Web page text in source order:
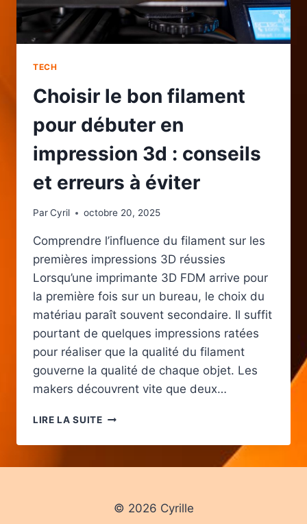
SÉANCE
TECH
Choisir le bon filament
pour débuter en
impression 3d : conseils
et erreurs à éviter
ParCyril octobre 20, 2025
Comprendre l’influence du filament sur les
premières impressions 3D réussies
Lorsqu’une imprimante 3D FDM arrive pour
la première fois sur un bureau, le choix du
matériau paraît souvent secondaire. Il suffit
pourtant de quelques impressions ratées
pour réaliser que la qualité du filament
gouverne la qualité de chaque objet. Les
makers découvrent vite que deux…
LIRE LA SUITECHOISIR
BON
EN© 2026 Cyrille